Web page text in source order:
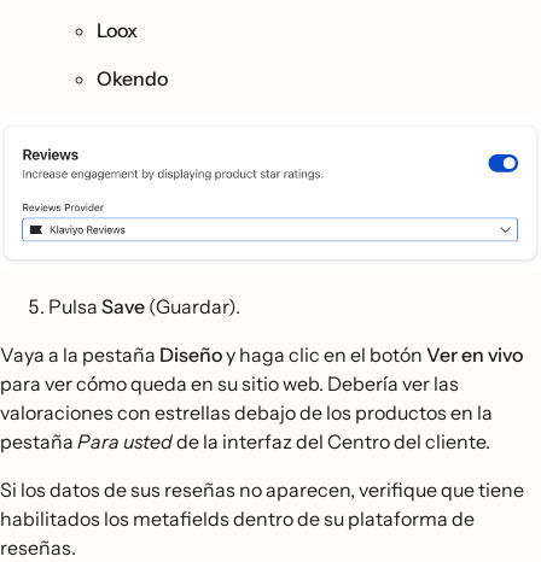
Loox
Okendo
Pulsa Save (Guardar).
Vaya a la pestaña Diseñoy haga clic en el botón Ver en vivo
para ver cómo queda en su sitio web. Debería ver las
valoraciones con estrellas debajo de los productos en la
pestaña Para ustedde la interfaz del Centro del cliente.
Si los datos de sus reseñas no aparecen, verifique que tiene
habilitados los metafields dentro de su plataforma de
reseñas.